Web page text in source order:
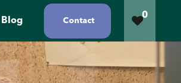
Blog Contact
0